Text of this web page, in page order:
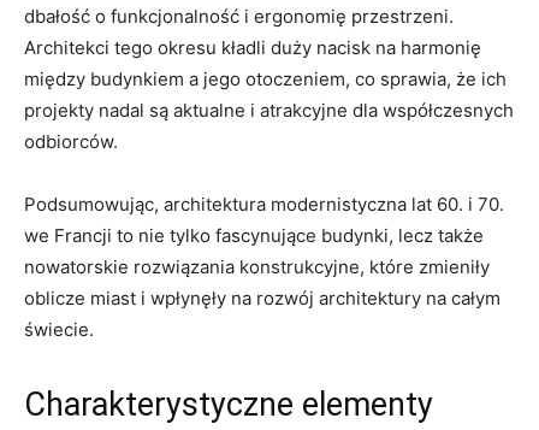
dbałość‌ o funkcjonalność i ergonomię przestrzeni.
Architekci tego⁢ okresu kładli duży nacisk na harmonię
‍między‌ budynkiem a jego otoczeniem, co sprawia, że ich
projekty nadal są aktualne i atrakcyjne dla współczesnych
odbiorców.
Podsumowując, architektura modernistyczna lat 60. i 70.
we Francji to nie tylko fascynujące budynki, lecz ⁣także
nowatorskie rozwiązania konstrukcyjne, które ​zmieniły
oblicze miast i⁤ wpłynęły na rozwój architektury na całym
świecie.
Charakterystyczne ⁢elementy